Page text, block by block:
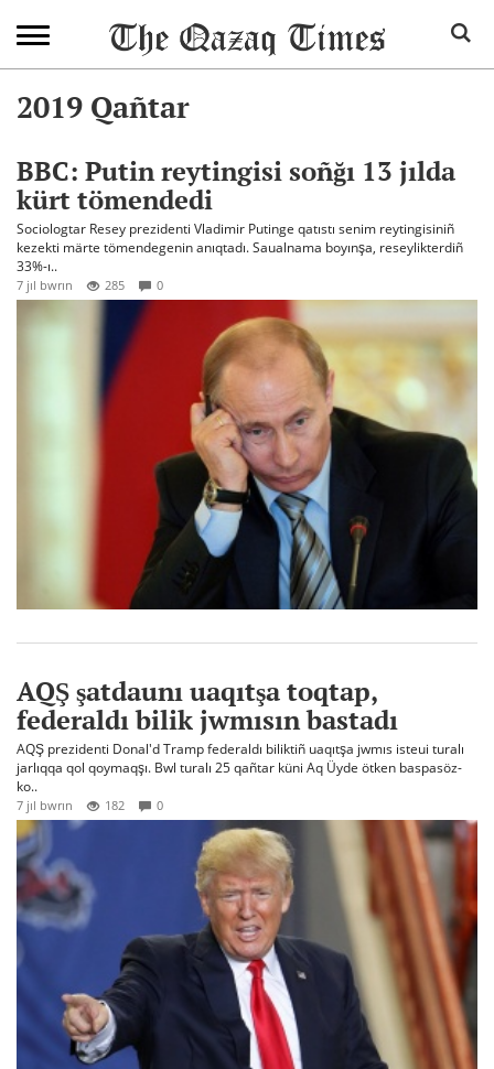
2019 Qañtar
BBC: Putin reytingisi soñğı 13 jılda
kürt tömendedi
Sociologtar Resey prezidenti Vladimir Putinge qatıstı senim reytingisiniñ
kezekti märte tömendegenin anıqtadı. Saualnama boyınşa, reseylikterdiñ
33%-ı..
7 jıl bwrın 285 0
AQŞ şatdaunı uaqıtşa toqtap,
federaldı bilik jwmısın bastadı
AQŞ prezidenti Donal'd Tramp federaldı biliktiñ uaqıtşa jwmıs isteui turalı
jarlıqqa qol qoymaqşı. Bwl turalı 25 qañtar küni Aq Üyde ötken baspasöz-
ko..
7 jıl bwrın 182 0